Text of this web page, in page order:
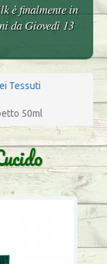
è finalmente in
da Giovedì 13
Tessuti
50ml